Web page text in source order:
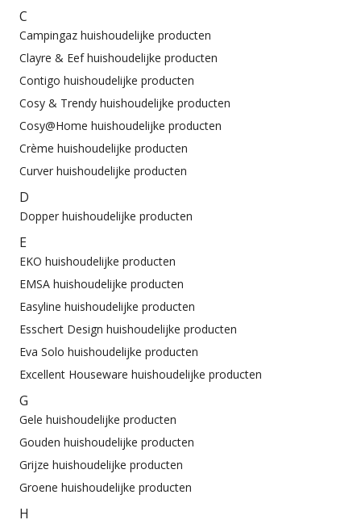
C
Campingaz huishoudelijke producten
Clayre & Eef huishoudelijke producten
Contigo huishoudelijke producten
Cosy & Trendy huishoudelijke producten
Cosy@Home huishoudelijke producten
Crème huishoudelijke producten
Curver huishoudelijke producten
D
Dopper huishoudelijke producten
E
EKO huishoudelijke producten
EMSA huishoudelijke producten
Easyline huishoudelijke producten
Esschert Design huishoudelijke producten
Eva Solo huishoudelijke producten
Excellent Houseware huishoudelijke producten
G
Gele huishoudelijke producten
Gouden huishoudelijke producten
Grijze huishoudelijke producten
Groene huishoudelijke producten
H